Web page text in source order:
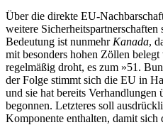
Über die direkte EU-
weitere Sicherheitspartnerschaften
Bedeutung ist nunmehr Kanada,
mit besonders hohen Zöllen
regelmäßig droht, es zum »51.
der Folge stimmt sich die EU in
und sie hat bereits Verhandlungen
begonnen. Letzteres soll
Komponente enthalten, damit